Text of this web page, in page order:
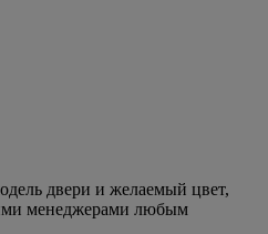
двери и желаемый цвет,
менеджерами любым